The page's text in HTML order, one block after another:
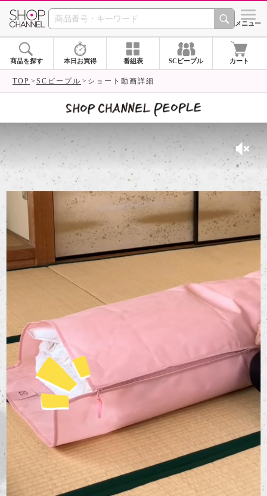
SHOP CHANNEL シメニュー
商品を探す 本日お買得 番組表 SCピープル カート
TOP SCピープル ショート動画詳細